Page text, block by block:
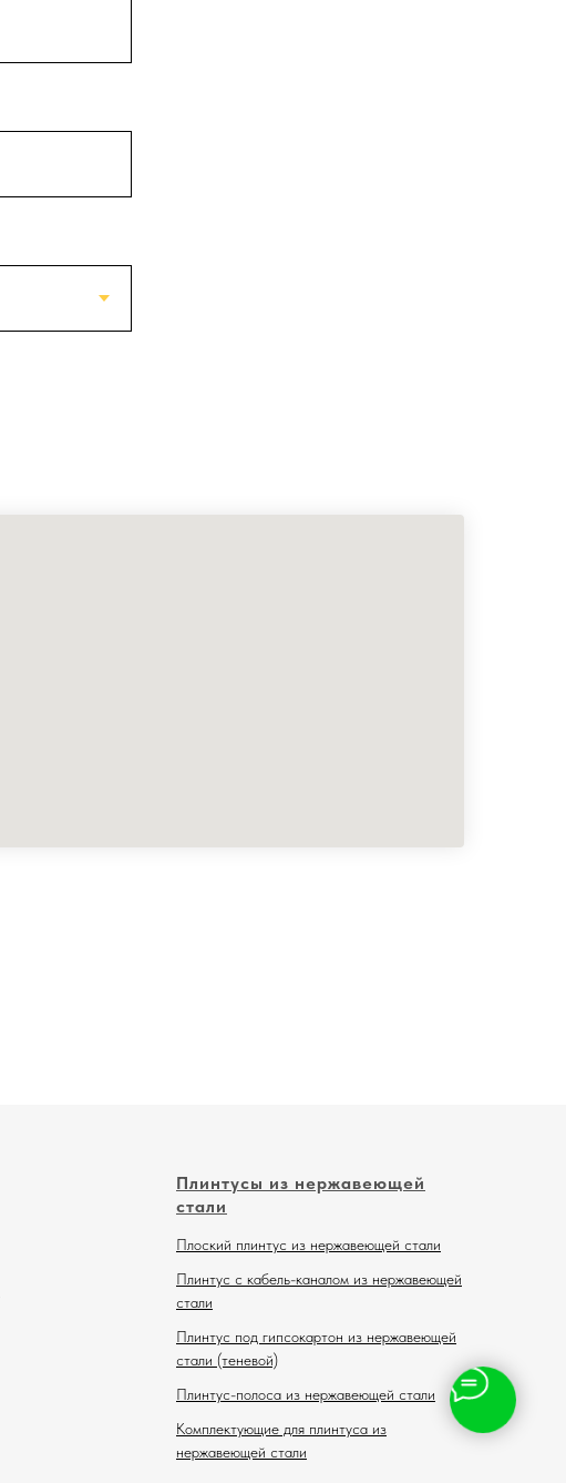
Плинтусы из нержавеющей
стали
Плоский плинтус из нержавеющей стали
Плинтус с кабель-каналом из нержавеющей
стали
Плинтус под гипсокартон из нержавеющей
стали (теневой)
Плинтус-полоса из нержавеющей стали
Комплектующие для плинтуса из
нержавеющей стали